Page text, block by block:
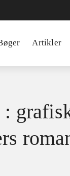
Artikler